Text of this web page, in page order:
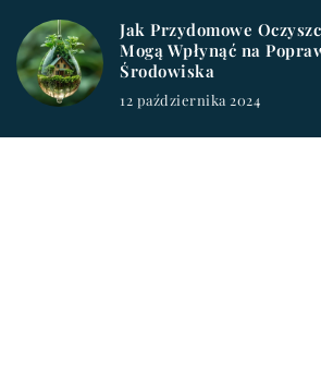
Jak Przydomowe
Mogą Wpłynąć na
Środowiska
12 października 2024